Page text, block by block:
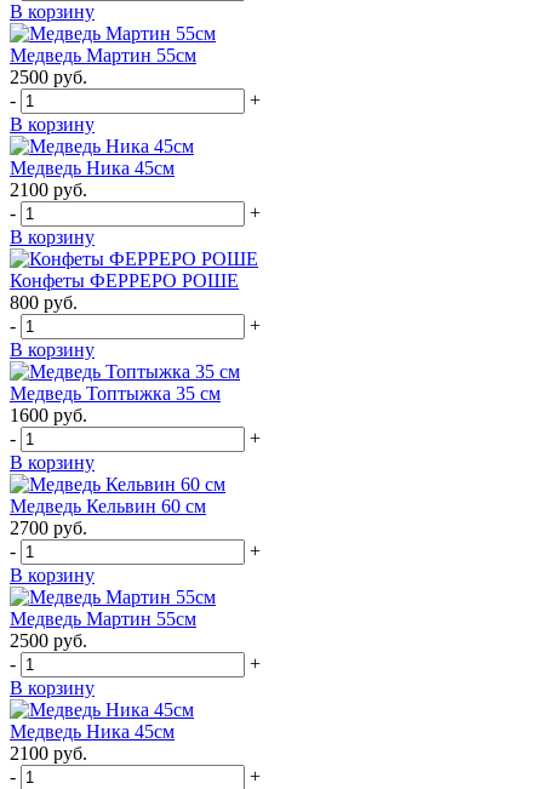
В корзину
Медведь Мартин 55см
2500 руб.
-
+
В корзину
Медведь Ника 45см
2100 руб.
-
+
В корзину
Конфеты ФЕРРЕРО РОШЕ
800 руб.
-
+
В корзину
Медведь Топтыжка 35 см
1600 руб.
-
+
В корзину
Медведь Кельвин 60 см
2700 руб.
-
+
В корзину
Медведь Мартин 55см
2500 руб.
-
+
В корзину
Медведь Ника 45см
2100 руб.
-
+